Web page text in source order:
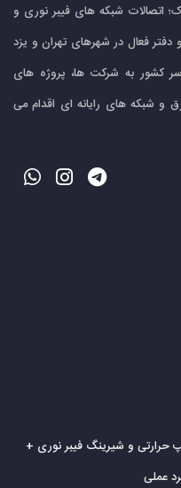
اتصالات شبکه های فیبر نوری و
دفتر فعال در شهرهای تهران و یزد
کشور به شرکت ها، پروژه های
و شبکه های رایانه ای اقدام می
حرارتی و شیرینگ فیبر نوری +
عملی